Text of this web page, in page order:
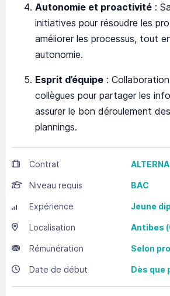
Autonomie et proactivité :
initiatives pour résoudre les
améliorer les processus, tout
autonomie.
Esprit d’équipe :
collègues pour partager les
assurer le bon déroulement
plannings.
Contrat
Niveau requis BAC
Expérience Jeune
Localisation Antibes
Rémunération Selon
Date de début Dès que